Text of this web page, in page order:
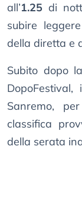
all’1.25 di
subire
della diretta e
Subito dopo
Sanremo,
classifica
della serata